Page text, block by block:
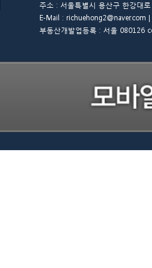
주소 : 서울특별시 용산구 한강대
E-Mail :
부동산개발업등록 : 서울 080126